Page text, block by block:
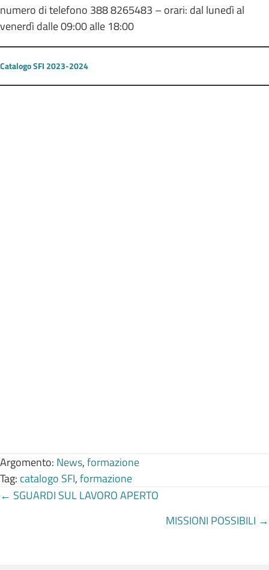
numero di telefono 388 8265483 – orari: dal lunedì al
venerdì dalle 09:00 alle 18:00
Catalogo SFI 2023-2024
Argomento: News,formazione
Tag: catalogo SFI,formazione
Posts
← SGUARDI SUL LAVORO APERTO
MISSIONI POSSIBILI →